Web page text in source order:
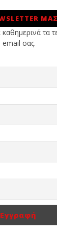
ΜΑΣ
τα
email σας.